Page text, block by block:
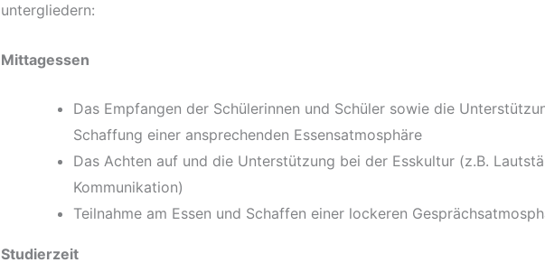
untergliedern:
Mittagessen
Das Empfangen der Schülerinnen und Schüler sowie die
Schaffung einer ansprechenden Essensatmosphäre
Das Achten auf und die Unterstützung bei der Esskultur (z.B.
Kommunikation)
Teilnahme am Essen und Schaffen einer lockeren
Studierzeit